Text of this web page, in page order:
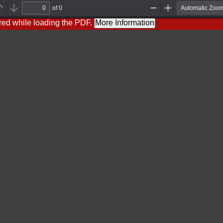
Previous
Next
of 0
Out
while loading the PDF. More Information